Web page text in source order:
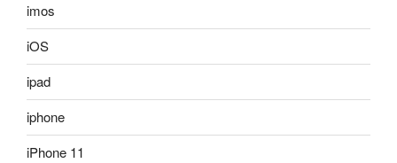
imos
iOS
ipad
iphone
iPhone 11